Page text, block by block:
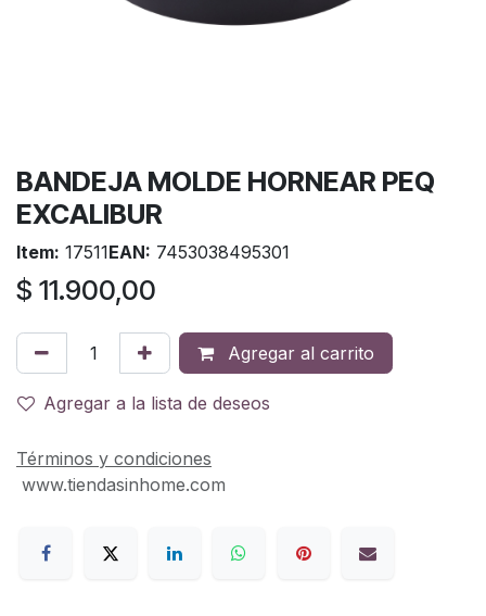
BANDEJA MOLDE HORNEAR PEQ
EXCALIBUR
Item: 17511EAN: 7453038495301
$ 11.900,00
Agregar al carrito
Agregar a la lista de deseos
Términos y condiciones
www.tiendasinhome.com